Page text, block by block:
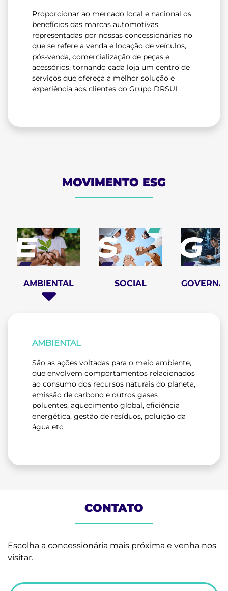
Proporcionar ao mercado local e nacional os
benefícios das marcas automotivas
representadas por nossas concessionárias no
que se refere a venda e locação de veículos,
pós-venda, comercialização de peças e
acessórios, tornando cada loja um centro de
serviços que ofereça a melhor solução e
experiência aos clientes do Grupo DRSUL.
MOVIMENTO ESG
AMBIENTAL SOCIAL
AMBIENTAL
São as ações voltadas para o meio ambiente,
que envolvem comportamentos relacionados
ao consumo dos recursos naturais do planeta,
emissão de carbono e outros gases
poluentes, aquecimento global, eficiência
energética, gestão de resíduos, poluição da
água etc.
CONTATO
Escolha a concessionária mais próxima e venha nos
visitar.